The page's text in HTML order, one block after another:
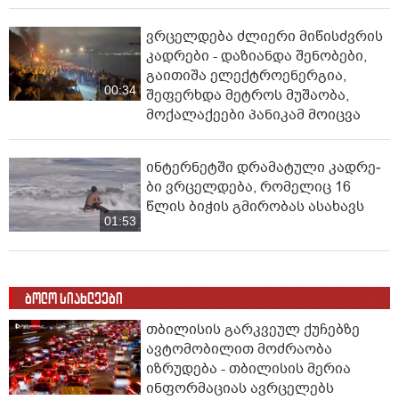
00:34
ვრცელდება ძლიერი მიწისძვრის
კადრები - დაზიანდა შენობები,
გაითიშა ელექტროენერგია,
შეფერხდა მეტროს მუშაობა,
მოქალაქეები პანიკამ მოიცვა
01:53
ინ­ტერ­ნეტ­ში დრა­მა­ტუ­ლი კად­რე­
ბი ვრცელდება, რომელიც 16
წლის ბიჭის გმირობას ასახავს
ბოლო სიახლეები
თბილისის გარკვეულ ქუჩებზე
ავტომობილით მოძრაობა
იზრუდება - თბილისის მერია
ინფორმაციას ავრცელებს